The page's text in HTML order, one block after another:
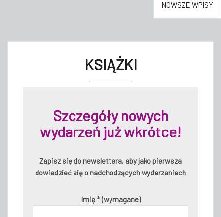
NOWSZE WPISY
KSIĄŻKI
Szczegóły nowych
wydarzeń już wkrótce!
Zapisz się do newslettera, aby jako pierwsza
dowiedzieć się o nadchodzących wydarzeniach
Imię * (wymagane)